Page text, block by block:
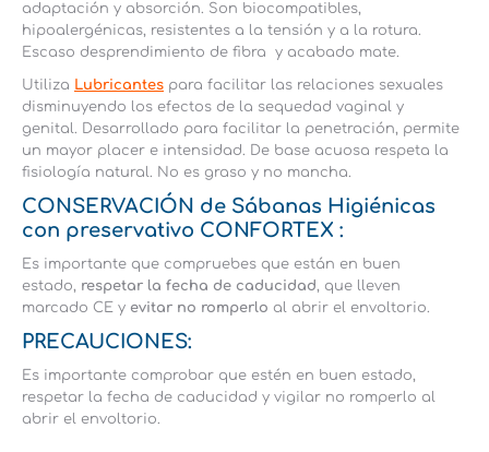
adaptación y absorción. Son biocompatibles,
hipoalergénicas, resistentes a la tensión y a la rotura.
Escaso desprendimiento de fibra y acabado mate.
Utiliza Lubricantes para facilitar las relaciones sexuales
disminuyendo los efectos de la sequedad vaginal y
genital. Desarrollado para facilitar la penetración, permite
un mayor placer e intensidad. De base acuosa respeta la
fisiología natural. No es graso y no mancha.
CONSERVACIÓN de Sábanas Higiénicas
con preservativo CONFORTEX :
Es importante que compruebes que están en buen
estado, respetar la fecha de caducidad, que lleven
marcado CE y evitar no romperlo al abrir el envoltorio.
PRECAUCIONES:
Es importante comprobar que estén en buen estado,
respetar la fecha de caducidad y vigilar no romperlo al
abrir el envoltorio.